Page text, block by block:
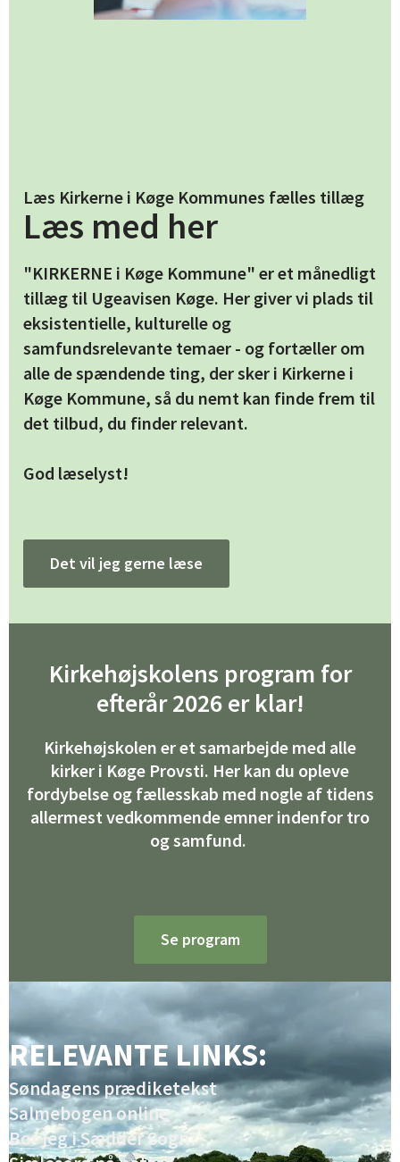
Læs Kirkerne i Køge Kommunes fælles tillæg
Læs med her
"KIRKERNE i Køge Kommune" er et månedligt
tillæg til Ugeavisen Køge. Her giver vi plads til
eksistentielle, kulturelle og
samfundsrelevante temaer - og fortæller om
alle de spændende ting, der sker i Kirkerne i
Køge Kommune, så du nemt kan finde frem til
det tilbud, du finder relevant.
God læselyst!
Det vil jeg gerne læse
Kirkehøjskolens program for
efterår 2026 er klar!
Kirkehøjskolen er et samarbejde med alle
kirker i Køge Provsti. Her kan du opleve
fordybelse og fællesskab med nogle af tidens
allermest vedkommende emner indenfor tro
og samfund.
Se program
RELEVANTE LINKS:
Søndagens prædiketekst
Salmebogen online
Bor jeg i Sædder Sogn?